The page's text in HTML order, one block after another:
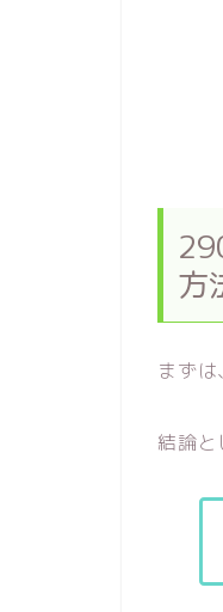
方
まず
結論と